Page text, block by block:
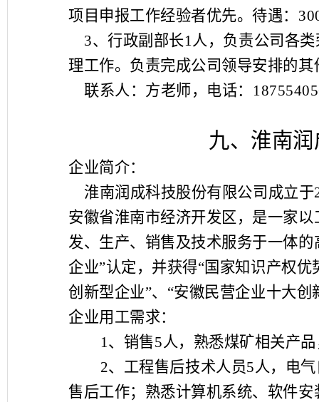
项目申报工作经验者优先。待遇：
3、行政副部长1人，负责公司各
理工作。负责完成公司领导安排的
联系人：方老师，电话：
九、淮南
企业简介：
淮南润成科技股份有限公司成立于
安徽省淮南市经济开发区，是一家
发、生产、销售及技术服务于一体
企业”认定，并获得“国家知识产权优
创新型企业”、 “安徽民营企业十大创
企业用工需求：
1、 销售5人，熟悉煤矿相关产
2、 工程售后技术人员5人，电
售后工作；熟悉计算机系统、软件